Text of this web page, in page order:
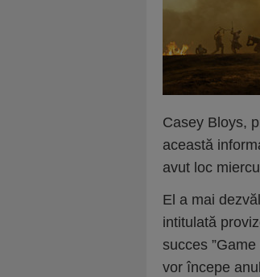
Casey Bloys,
această
avut loc
El a mai
intitulată
succes
vor începe